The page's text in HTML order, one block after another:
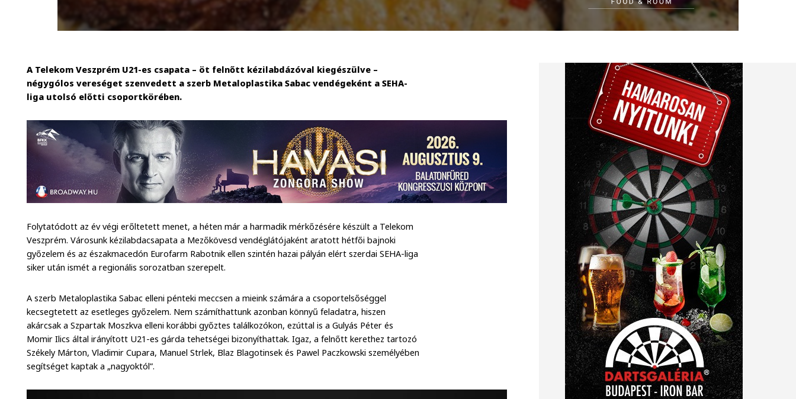
A Telekom Veszprém U21-es csapata – öt felnőtt kézilabdázóval kiegészülve –
négygólos vereséget szenvedett a szerb Metaloplastika Sabac vendégeként a SEHA-
liga utolsó előtti csoportkörében.
Folytatódott az év végi erőltetett menet, a héten már a harmadik mérkőzésére készült a Telekom
Veszprém. Városunk kézilabdacsapata a Mezőkövesd vendéglátójaként aratott hétfői bajnoki
győzelem és az északmacedón Eurofarm Rabotnik ellen szintén hazai pályán elért szerdai SEHA-liga
siker után ismét a regionális sorozatban szerepelt.
A szerb Metaloplastika Sabac elleni pénteki meccsen a mieink számára a csoportelsőséggel
kecsegtetett az esetleges győzelem. Nem számíthattunk azonban könnyű feladatra, hiszen
akárcsak a Szpartak Moszkva elleni korábbi győztes találkozókon, ezúttal is a Gulyás Péter és
Momir Ilics által irányított U21-es gárda tehetségei bizonyíthattak. Igaz, a felnőtt kerethez tartozó
Székely Márton, Vladimir Cupara, Manuel Strlek, Blaz Blagotinsek és Pawel Paczkowski személyében
segítséget kaptak a „nagyoktól”.